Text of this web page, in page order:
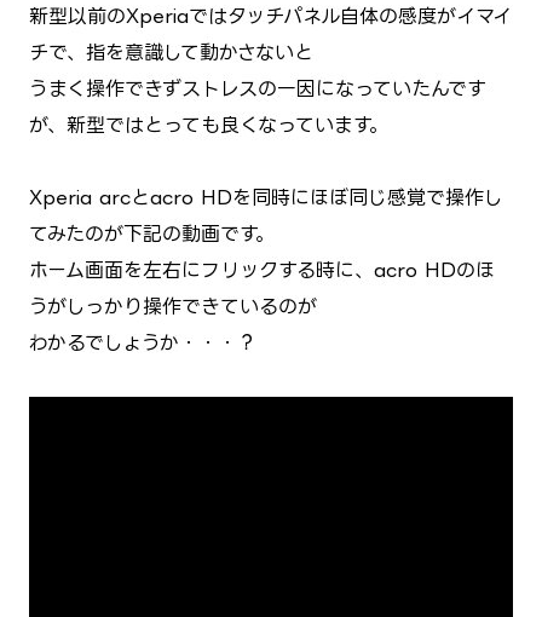
新型以前のXperiaではタッチパネル自体の感度がイマイ
チで、指を意識して動かさないと
うまく操作できずストレスの一因になっていたんです
が、新型ではとっても良くなっています。
Xperia arcとacro HDを同時にほぼ同じ感覚で操作し
てみたのが下記の動画です。
ホーム画面を左右にフリックする時に、acro HDのほ
うがしっかり操作できているのが
わかるでしょうか・・・？